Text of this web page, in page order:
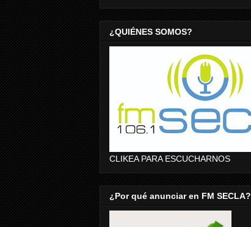
¿QUIÉNES SOMOS?
CLIKEA PARA ESCUCHARNOS
¿Por qué anunciar en FM SECLA?